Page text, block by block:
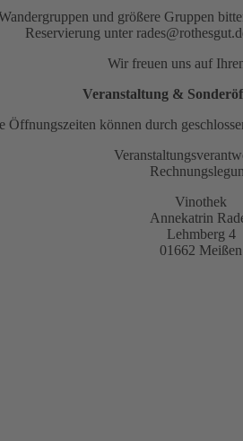
und größere Gruppen
Reservierung unter
Wir freuen uns auf
Veranstaltung &
Öffnungszeiten können durch
Vinothek
Annekatrin
Lehmberg 4
01662 Meißen